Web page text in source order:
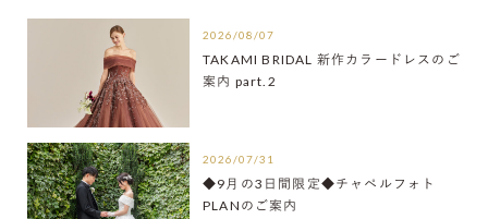
2026/08/07
TAKAMI BRIDAL 新作カラードレスのご
案内 part.2
2026/07/31
◆9月の3日間限定◆チャペルフォト
PLANのご案内